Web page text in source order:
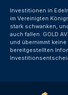
Investitionen in
im Vereinigten
stark schwanken,
auch fallen. GOLD
und übernimmt
bereitgestellten